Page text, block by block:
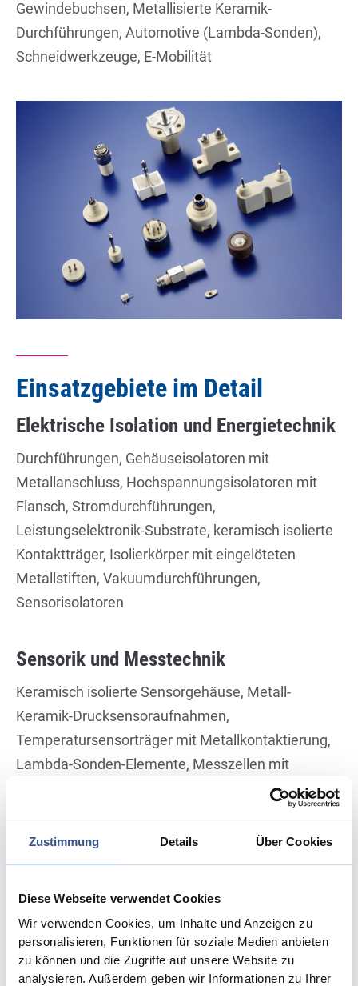
Zustimmung Details Über Cookies
Diese Webseite verwendet Cookies
Wir verwenden Cookies, um Inhalte und Anzeigen zu
personalisieren, Funktionen für soziale Medien anbieten
zu können und die Zugriffe auf unsere Website zu
analysieren. Außerdem geben wir Informationen zu Ihrer
Gewindebuchsen, Metallisierte Keramik-
Durchführungen, Automotive (Lambda-Sonden),
Schneidwerkzeuge, E-Mobilität
Einsatzgebiete im Detail
Elektrische Isolation und Energietechnik
Durchführungen, Gehäuseisolatoren mit
Metallanschluss, Hochspannungsisolatoren mit
Flansch, Stromdurchführungen,
Leistungselektronik-Substrate, keramisch isolierte
Kontaktträger, Isolierkörper mit eingelöteten
Metallstiften, Vakuumdurchführungen,
Sensorisolatoren
Sensorik und Messtechnik
Keramisch isolierte Sensorgehäuse, Metall-
Keramik-Drucksensor­auf­nahmen,
Temperatursensorträger mit Metallkontaktierung,
Lambda-Sonden-Elemente, Messzellen mit
metallischer Verspannung, vakuumdichte
Durchführungen, keramische Isolierhülsen mit
Metallmantel
Hochtemperatur- und
Vakuumanwendungen
Metall-Keramik-Flanschverbindungen,
Heizleiterdurchführungen, Vakuumfenster,